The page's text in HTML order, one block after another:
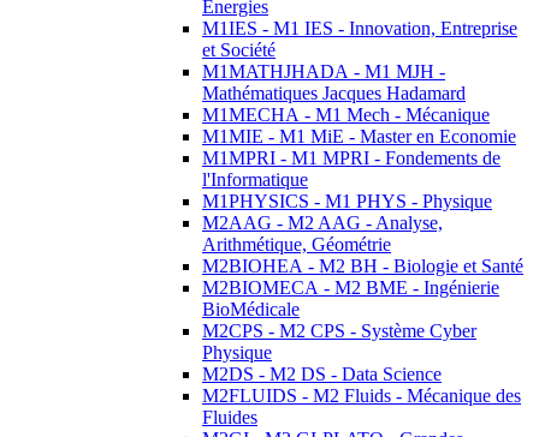
Energies
M1IES - M1 IES - Innovation, Entreprise
et Société
M1MATHJHADA - M1 MJH -
Mathématiques Jacques Hadamard
M1MECHA - M1 Mech - Mécanique
M1MIE - M1 MiE - Master en Economie
M1MPRI - M1 MPRI - Fondements de
l'Informatique
M1PHYSICS - M1 PHYS - Physique
M2AAG - M2 AAG - Analyse,
Arithmétique, Géométrie
M2BIOHEA - M2 BH - Biologie et Santé
M2BIOMECA - M2 BME - Ingénierie
BioMédicale
M2CPS - M2 CPS - Système Cyber
Physique
M2DS - M2 DS - Data Science
M2FLUIDS - M2 Fluids - Mécanique des
Fluides